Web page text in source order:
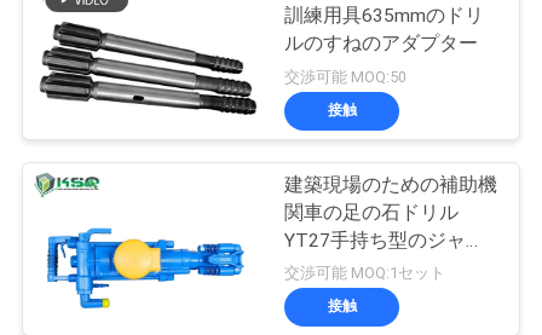
訓練用具635mmのドリ
ルのすねのアダプター
交渉可能 MOQ:50
接触
建築現場のための補助機
関車の足の石ドリル
YT27手持ち型のジャッ
クのハンマー
交渉可能 MOQ:1セット
接触